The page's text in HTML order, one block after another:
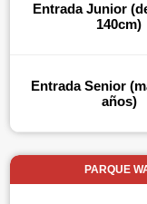
Entrada Junior
140cm)
Entrada Senior
años)
PARQUE